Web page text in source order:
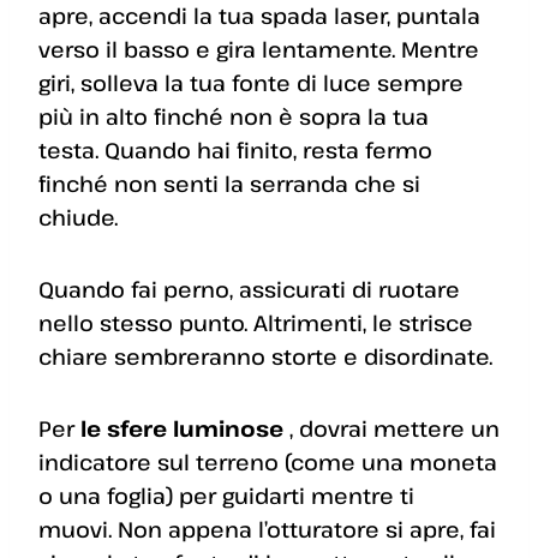
apre, accendi la tua spada laser, puntala
verso il basso e gira lentamente. Mentre
giri, solleva la tua fonte di luce sempre
più in alto finché non è sopra la tua
testa. Quando hai finito, resta fermo
finché non senti la serranda che si
chiude.
Quando fai perno, assicurati di ruotare
nello stesso punto. Altrimenti, le strisce
chiare sembreranno storte e disordinate.
Per le sfere luminose , dovrai mettere un
indicatore sul terreno (come una moneta
o una foglia) per guidarti mentre ti
muovi. Non appena l’otturatore si apre, fai